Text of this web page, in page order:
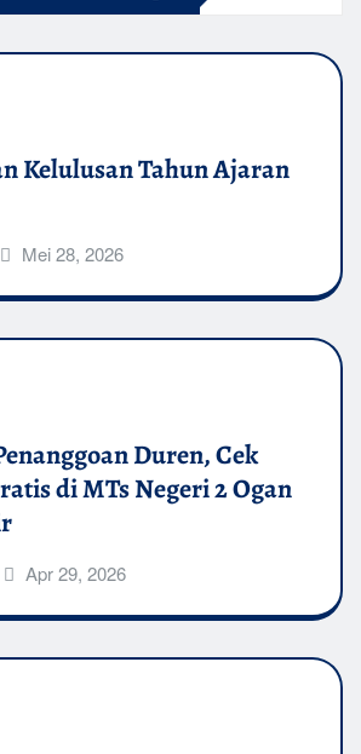
Kelulusan Tahun Ajaran
Mei 28, 2026
Duren, Cek
di MTs Negeri 2 Ogan
Apr 29, 2026